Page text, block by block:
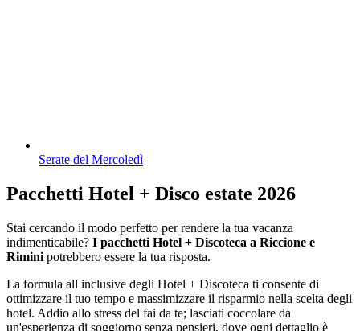
Serate del Mercoledì
Pacchetti Hotel + Disco estate 2026
Stai cercando il modo perfetto per rendere la tua vacanza
indimenticabile? I pacchetti Hotel + Discoteca a Riccione e
Rimini potrebbero essere la tua risposta.
La formula all inclusive degli Hotel + Discoteca ti consente di
ottimizzare il tuo tempo e massimizzare il risparmio nella scelta degli
hotel. Addio allo stress del fai da te; lasciati coccolare da
un'esperienza di soggiorno senza pensieri, dove ogni dettaglio è